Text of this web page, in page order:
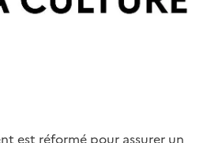
est réformé pour assurer un